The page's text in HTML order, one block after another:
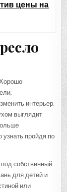
цены на
интерьер.
выглядит
узнать пройдя по
под собственный
для детей и
или